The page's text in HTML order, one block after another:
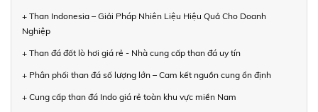
+ Than Indonesia – Giải Pháp Nhiên Liệu Hiệu Quả Cho Doanh
Nghiệp
+ Than đá đốt lò hơi giá rẻ - Nhà cung cấp than đá uy tín
+ Phân phối than đá số lượng lớn – Cam kết nguồn cung ổn định
+ Cung cấp than đá Indo giá rẻ toàn khu vực miền Nam